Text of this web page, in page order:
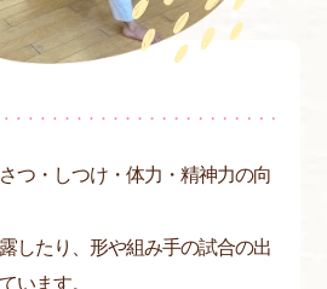
つ・しつけ・体力・精神力の向
したり、形や組み手の試合の出
います。